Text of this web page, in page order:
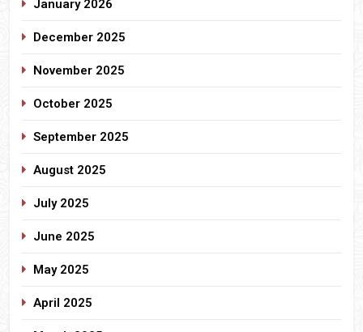
January 2026
December 2025
November 2025
October 2025
September 2025
August 2025
July 2025
June 2025
May 2025
April 2025